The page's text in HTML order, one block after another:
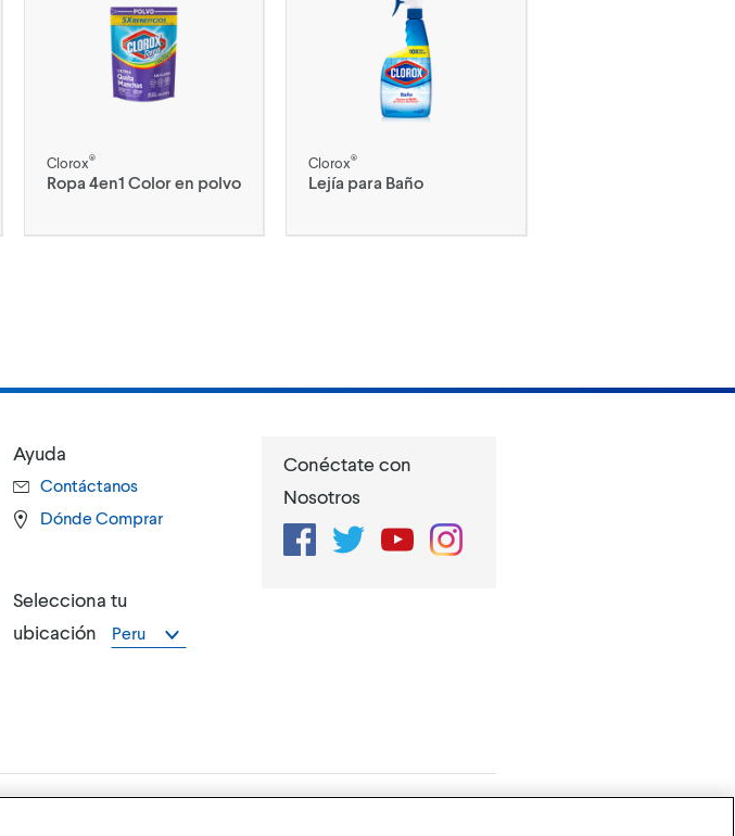
Clorox®
Ropa 4en1 Color en polvo
Clorox®
Lejía para Baño
Ayuda
Contáctanos
Dónde Comprar
Selecciona tu
ubicación
Peru
Conéctate con
Nosotros
FacebookTwitterYouTubeInstagram